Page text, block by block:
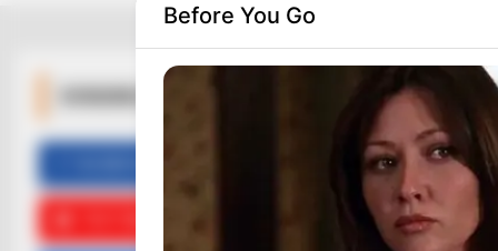
Before You Go